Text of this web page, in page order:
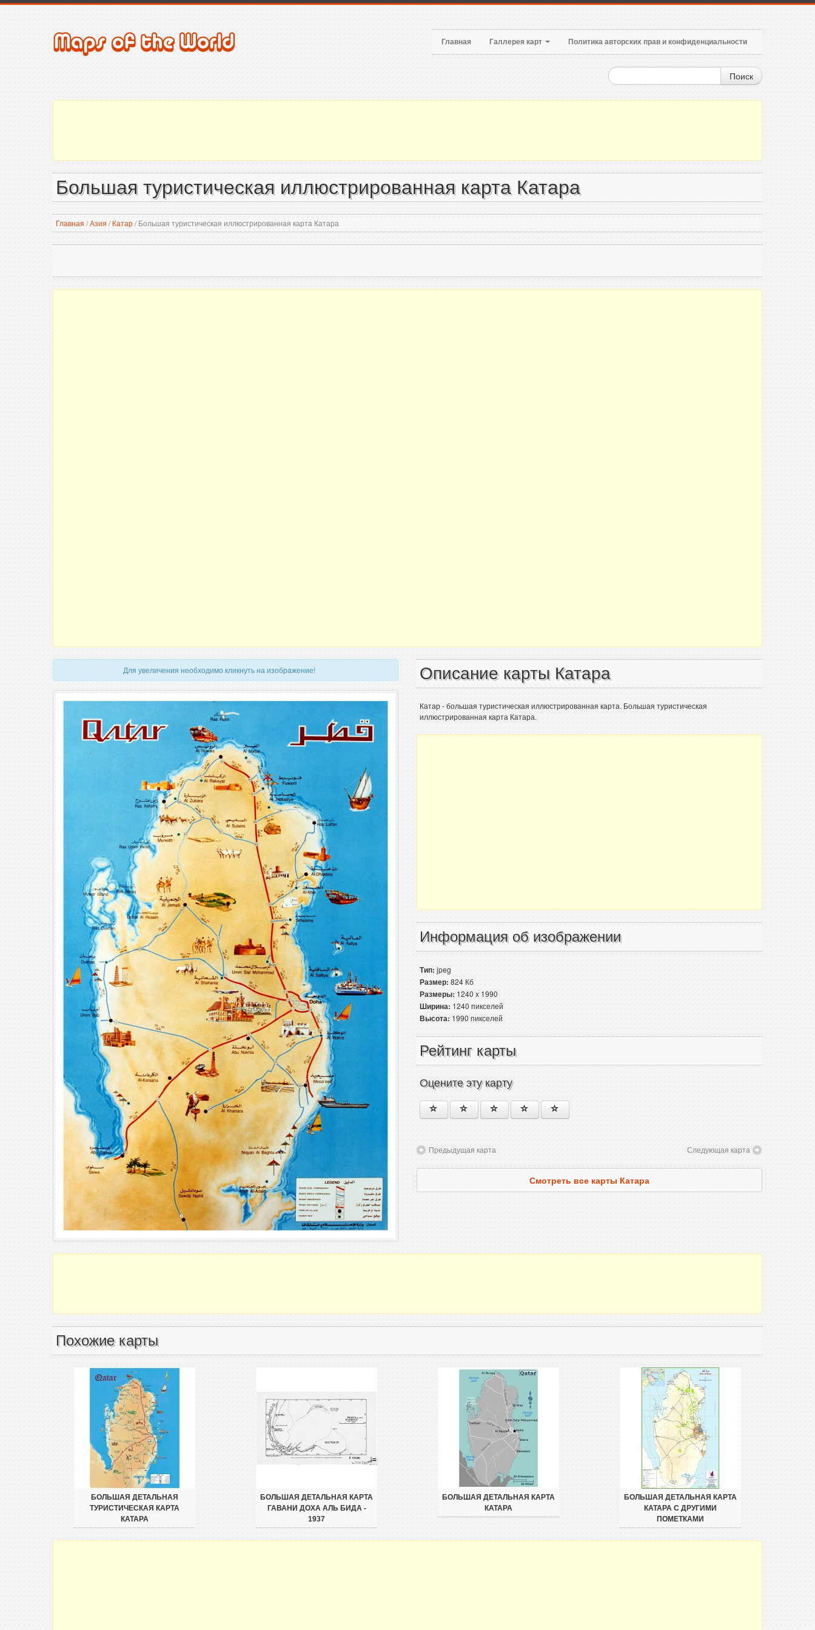
Главная Галлерея карт Политика авторских прав и конфиденциальности
Поиск
Большая туристическая иллюстрированная карта Катара
Главная /Азия / Катар/Большая туристическая иллюстрированная карта Катара
Для увеличения необходимо кликнуть на изображение! Описание карты Катара
Катар - большая туристическая иллюстрированная карта. Большая туристическая
иллюстрированная карта Катара.
Информация об изображении
Тип:jpeg
Размер:824 Кб
Размеры:1240 x 1990
Ширина:1240 пикселей
Высота:1990 пикселей
Рейтинг карты
Оцените эту карту
Предыдущая карта Следующая карта
Смотреть все карты Катара
Похожие карты
БОЛЬШАЯ ДЕТАЛЬНАЯ
ТУРИСТИЧЕСКАЯ КАРТА
КАТАРА
БОЛЬШАЯ ДЕТАЛЬНАЯ КАРТА
ГАВАНИ ДОХА АЛЬ БИДА -
1937
БОЛЬШАЯ ДЕТАЛЬНАЯ КАРТА
КАТАРА
БОЛЬШАЯ ДЕТАЛЬНАЯ КАРТА
КАТАРА С ДРУГИМИ
ПОМЕТКАМИ